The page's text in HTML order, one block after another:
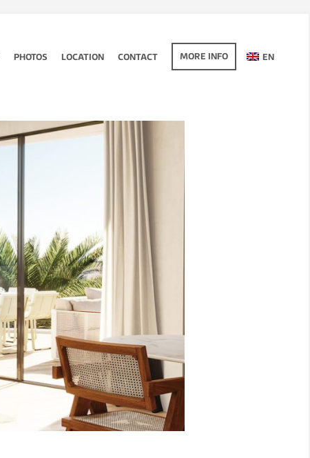
PHOTOS LOCATION CONTACT MORE INFO EN